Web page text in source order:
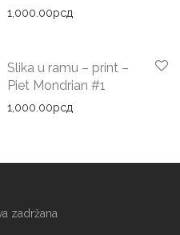
1,000.00рсд
Slika u ramu – print –
Piet Mondrian #1
1,000.00рсд
zadržana